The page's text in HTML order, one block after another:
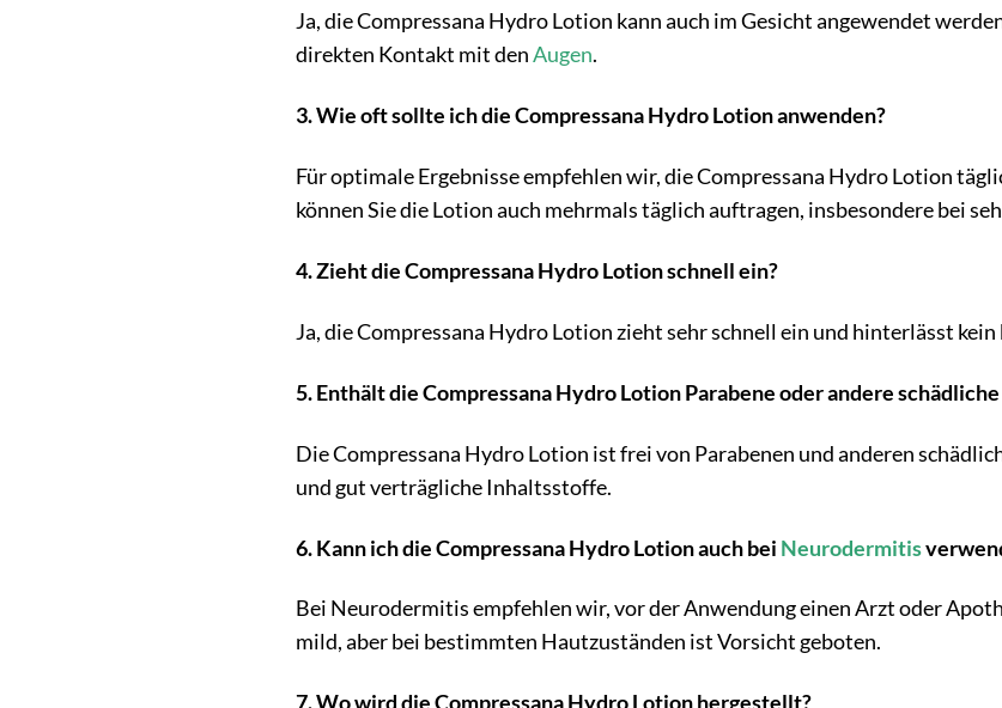
Ja, die Compressana Hydro Lotion kann auch im Gesicht angewendet
direkten Kontakt mit denAugen.
3. Wie oft sollte ich die Compressana Hydro Lotion anwenden?
Für optimale Ergebnisse empfehlen wir, die Compressana Hydro Lotion
können Sie die Lotion auch mehrmals täglich auftragen, insbesondere bei
4. Zieht die Compressana Hydro Lotion schnell ein?
Ja, die Compressana Hydro Lotion zieht sehr schnell ein und hinterlässt
5. Enthält die Compressana Hydro Lotion Parabene oder andere
Die Compressana Hydro Lotion ist frei von Parabenen und anderen
und gut verträgliche Inhaltsstoffe.
6. Kann ich die Compressana Hydro Lotion auch bei Neurodermitis
Bei Neurodermitis empfehlen wir, vor der Anwendung einen Arzt oder
mild, aber bei bestimmten Hautzuständen ist Vorsicht geboten.
7. Wo wird die Compressana Hydro Lotion hergestellt?